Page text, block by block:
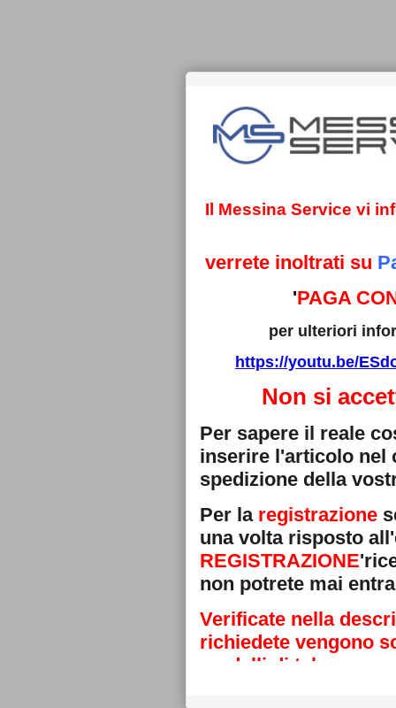
Il Messina Service vi
verrete inoltrati su
'PAGA
per ulteriori
https://youtu.be/
Non si
Per sapere il reale
inserire l'articolo
spedizione della
Per la registrazione
una volta risposto
REGISTRAZIONE
non potrete mai
Verificate nella
richiedete vengono
modelli di